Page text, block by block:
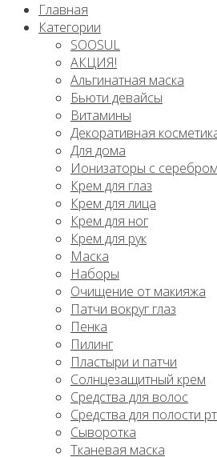
Главная
Категории
SOOSUL
АКЦИЯ!
Альгинатная маска
Бьюти девайсы
Витамины
Декоративная
Для дома
Ионизаторы с
Крем для глаз
Крем для лица
Крем для ног
Крем для рук
Маска
Наборы
Очищение от макияжа
Патчи вокруг глаз
Пенка
Пилинг
Пластыри и патчи
Солнцезащитный крем
Средства для волос
Средства для полости
Сыворотка
Тканевая маска